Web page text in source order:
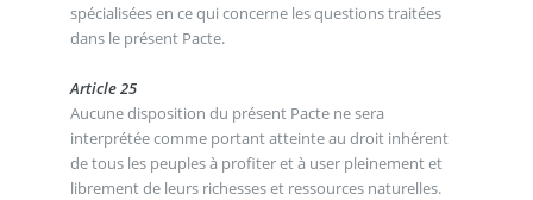
spécialisées en ce qui concerne les questions traitées
dans le présent Pacte.
Article 25
Aucune disposition du présent Pacte ne sera
interprétée comme portant atteinte au droit inhérent
de tous les peuples à profiter et à user pleinement et
librement de leurs richesses et ressources naturelles.